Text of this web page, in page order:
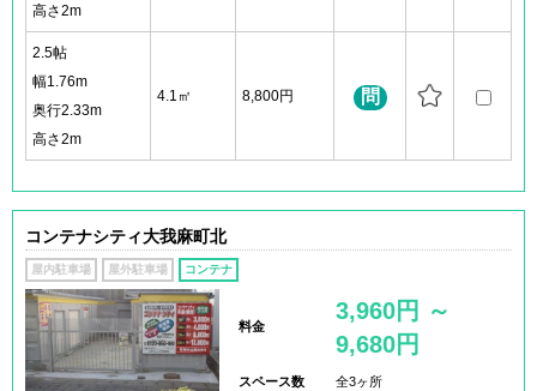
高さ2m
2.5帖
幅1.76m
奥行2.33m
高さ2m
4.1㎡ 8,800円 問
コンテナシティ大我麻町北
屋内駐車場 屋外駐車場 コンテナ
料金
3,960円 ～
9,680円
スペース数 全3ヶ所